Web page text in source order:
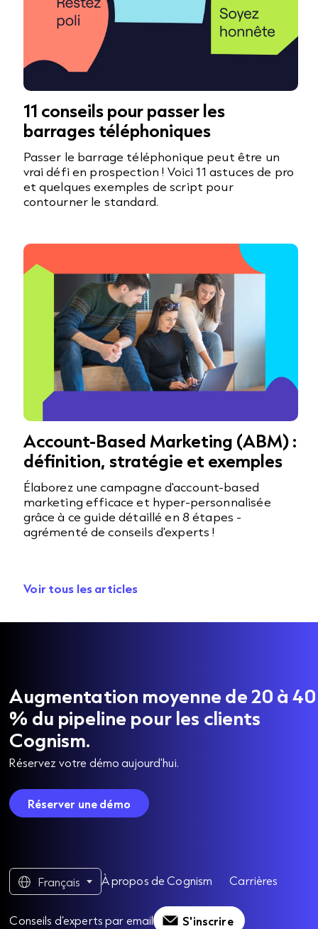
11 conseils pour passer les
barrages téléphoniques
Passer le barrage téléphonique peut être un
vrai défi en prospection ! Voici 11 astuces de pro
et quelques exemples de script pour
contourner le standard.
Account-Based Marketing (ABM) :
définition, stratégie et exemples
Élaborez une campagne d'account-based
marketing efficace et hyper-personnalisée
grâce à ce guide détaillé en 8 étapes -
agrémenté de conseils d'experts !
Voir tous les articles
Augmentation moyenne de 20 à 40
% du pipeline pour les clients
Cognism.
Réservez votre démo aujourd'hui.
Réserver une démo
Français À propos de Cognism Carrières
Conseils d’experts par email S'inscrire